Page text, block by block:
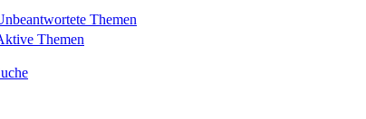
Themen
Themen